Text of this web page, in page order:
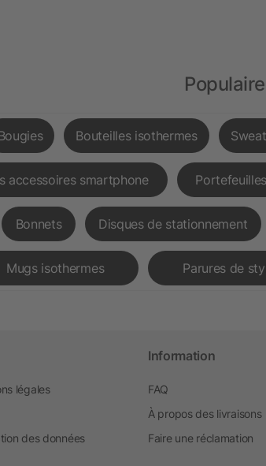
Bouteilles isothermes
accessoires smartphone Portefeuilles
Bonnets Disques de stationnement
Mugs isothermes Parures de
légales
des données
Information
FAQ
À propos des livraisons
Faire une réclamation